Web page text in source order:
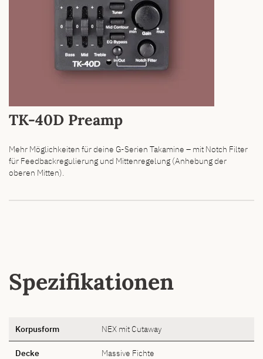
TK-40D Preamp
Mehr Möglichkeiten für deine G-Serien Takamine – mit Notch Filter
für Feedbackregulierung und Mittenregelung (Anhebung der
oberen Mitten).
Spezifikationen
Korpusform NEX mit Cutaway
Decke Massive Fichte